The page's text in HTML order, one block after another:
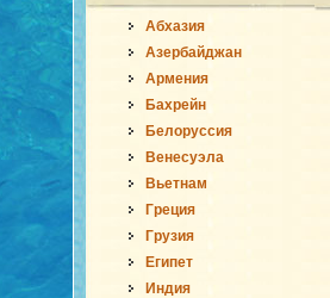
Абхазия
Азербайджан
Армения
Бахрейн
Белоруссия
Венесуэла
Вьетнам
Греция
Грузия
Египет
Индия